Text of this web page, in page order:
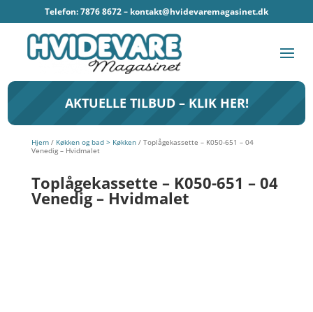
Telefon: 7876 8672 – kontakt@hvidevaremagasinet.dk
AKTUELLE TILBUD – KLIK HER!
Hjem/ Køkken og bad > Køkken/ Toplågekassette – K050-651 – 04
Venedig – Hvidmalet
Toplågekassette – K050-651 – 04
Venedig – Hvidmalet